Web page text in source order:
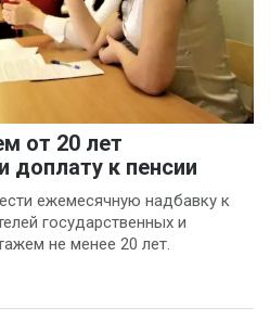
(4)
от 20 лет
доплату к пенсии
ежемесячную надбавку к
государственных и
не менее 20 лет.